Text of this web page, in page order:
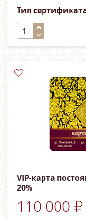
Тип
VIP-карта
20%
110 000 ₽